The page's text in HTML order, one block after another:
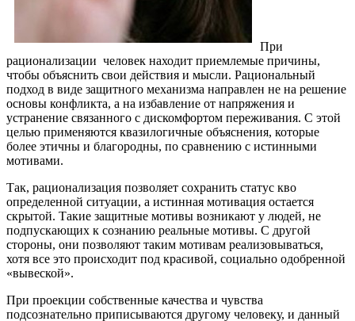
При
рационализации человек находит приемлемые причины,
чтобы объяснить свои действия и мысли. Рациональный
подход в виде защитного механизма направлен не на решение
основы конфликта, а на избавление от напряжения и
устранение связанного с дискомфортом переживания. С этой
целью применяются квазилогичные объяснения, которые
более этичны и благородны, по сравнению с истинными
мотивами.
Так, рационализация позволяет сохранить статус кво
определенной ситуации, а истинная мотивация остается
скрытой. Такие защитные мотивы возникают у людей, не
подпускающих к сознанию реальные мотивы. С другой
стороны, они позволяют таким мотивам реализовываться,
хотя все это происходит под красивой, социально одобренной
«вывеской».
При проекции собственные качества и чувства
подсознательно приписываются другому человеку, и данный